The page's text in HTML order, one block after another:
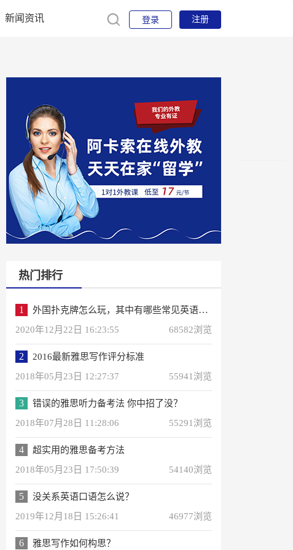
新闻资讯 登录 注册
热门排行
1
外国扑克牌怎么玩，其中有哪些常见英语词汇？
2020年12月22日 16:23:55
68582浏览
2
2016最新雅思写作评分标准
2018年05月23日 12:27:37
55941浏览
3
错误的雅思听力备考法 你中招了没？
2018年07月28日 11:28:06
55291浏览
4
超实用的雅思备考方法
2018年05月23日 17:50:39
54140浏览
5
没关系英语口语怎么说？
2019年12月18日 15:26:41
46977浏览
6
雅思写作如何构思？